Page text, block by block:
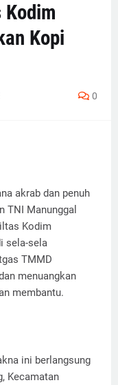
Kopi
0
akrab dan penuh
TNI Manunggal
Kodim
sela-sela
TMMD
menuangkan
membantu.
ini berlangsung
Kecamatan